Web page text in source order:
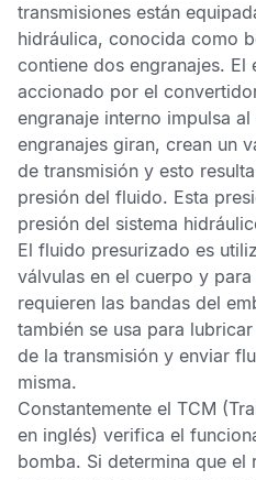
transmisiones están
hidráulica, conocida como
contiene dos engranajes. El
accionado por el
engranaje interno impulsa
engranajes giran, crean un
de transmisión y esto
presión del fluido. Esta
presión del sistema
El fluido presurizado es
válvulas en el cuerpo y
requieren las bandas del
también se usa para
de la transmisión y enviar
misma.
Constantemente el TCM
en inglés) verifica el
bomba. Si determina que el